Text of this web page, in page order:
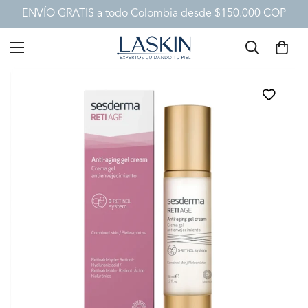
ENVÍO GRATIS a todo Colombia desde $150.000 COP